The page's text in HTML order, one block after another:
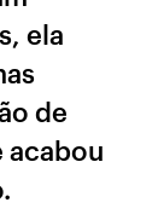
ela
de
acabou